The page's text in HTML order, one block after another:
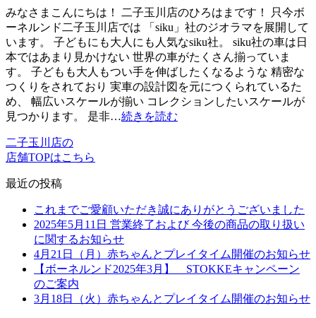
みなさまこんにちは！ 二子玉川店のひろはまです！ 只今ボ
ーネルンド二子玉川店では 「siku」社のジオラマを展開して
います。 子どもにも大人にも人気なsiku社。 siku社の車は日
本ではあまり見かけない 世界の車がたくさん揃っていま
す。 子どもも大人もつい手を伸ばしたくなるような 精密な
つくりをされており 実車の設計図を元につくられているた
め、 幅広いスケールが揃い コレクションしたいスケールが
見つかります。 是非…続きを読む
二子玉川店の
店舗TOPはこちら
最近の投稿
これまでご愛顧いただき誠にありがとうございました
2025年5月11日 営業終了および 今後の商品の取り扱い
に関するお知らせ
4月21日（月）赤ちゃんとプレイタイム開催のお知らせ
【ボーネルンド2025年3月】 STOKKEキャンペーン
のご案内
3月18日（火）赤ちゃんとプレイタイム開催のお知らせ